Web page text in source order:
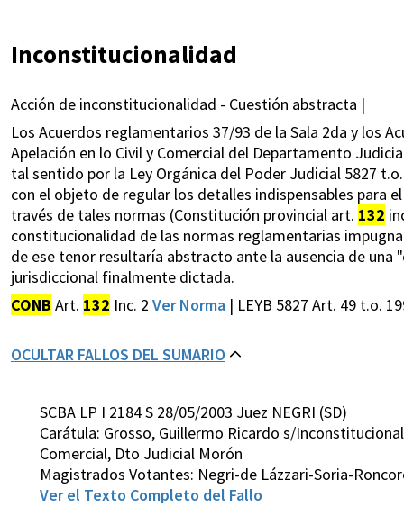
Inconstitucionalidad
Acción de inconstitucionalidad - Cuestión abstracta |
Los Acuerdos reglamentarios 37/93 de la Sala 2da y los
Apelación en lo Civil y Comercial del Departamento
tal sentido por la Ley Orgánica del Poder Judicial 5827
con el objeto de regular los detalles indispensables para
través de tales normas (Constitución provincial art. 132
constitucionalidad de las normas reglamentarias
de ese tenor resultaría abstracto ante la ausencia de una
jurisdiccional finalmente dictada.
CONB Art. 132 Inc. 2 Ver Norma | LEYB 5827 Art. 49 t.o.
OCULTAR FALLOS DEL SUMARIO
SCBA LP I 2184 S 28/05/2003 Juez NEGRI (SD)
Carátula: Grosso, Guillermo Ricardo s/
Comercial, Dto Judicial Morón
Magistrados Votantes: Negri-de Lázzari-Soria-
Ver el Texto Completo del Fallo